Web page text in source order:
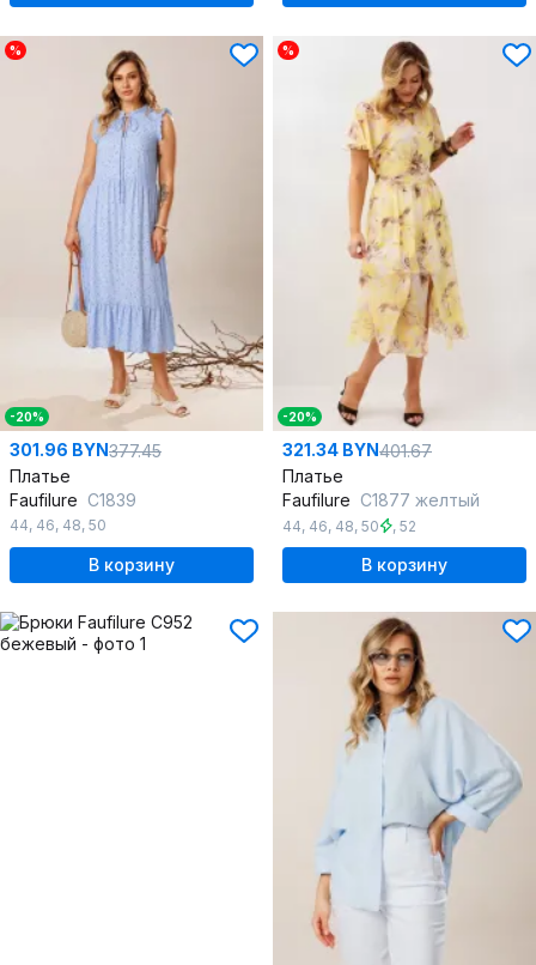
%
-20%
301.96 BYN377.45
Платье
Faufilure C1839
44, 46, 48, 50
В корзину
%
-20%
321.34 BYN401.67
Платье
Faufilure C1877 желтый
44, 46, 48, 50 , 52
В корзину